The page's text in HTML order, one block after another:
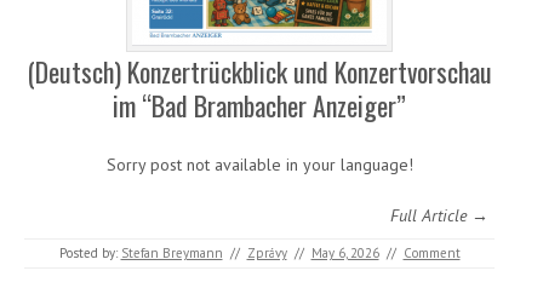
(Deutsch) Konzertrückblick und Konzertvorschau
im “Bad Brambacher Anzeiger”
Sorry post not available in your language!
Full Article →
Posted by: Stefan Breymann // Zprávy // May 6, 2026 // Comment